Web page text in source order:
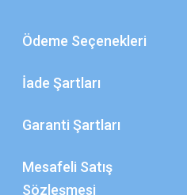
Ödeme Seçenekleri
İade Şartları
Garanti Şartları
Mesafeli Satış
Sözleşmesi